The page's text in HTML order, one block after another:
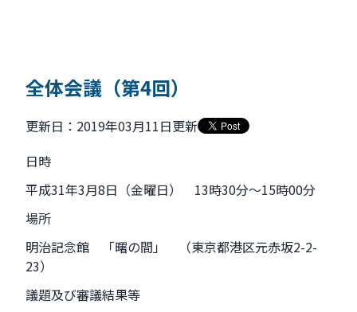
全体会議（第4回）
更新日：2019年03月11日更新
日時
平成31年3月8日（金曜日） 13時30分～15時00分
場所
明治記念館 「曙の間」 （東京都港区元赤坂2-2-
23）
議題及び審議結果等